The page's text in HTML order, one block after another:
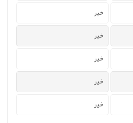
خیر
خیر
خیر
خیر
خیر